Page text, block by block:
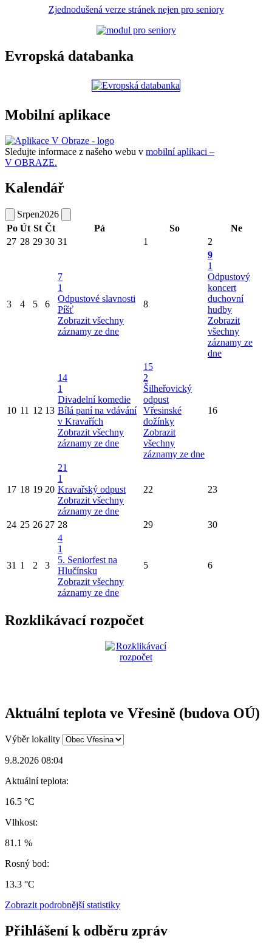
Zjednodušená verze stránek nejen pro seniory
Evropská databanka
Mobilní aplikace
Sledujte informace z našeho webu v mobilní aplikaci –
V OBRAZE.
Kalendář
Srpen2026
Po Út St Čt Pá So
Ne
27 28 29 30 31 1 2
3 4 5 6
7
1
Odpustové slavnosti
Píšť
Zobrazit všechny
záznamy ze dne
8
9
1
Odpustový
koncert
duchovní
hudby
Zobrazit
všechny
záznamy ze
dne
10 11 12 13
14
1
Divadelní komedie
Bílá paní na vdávání
v Kravařích
Zobrazit všechny
záznamy ze dne
15
2
Šilheřovický
odpust
Vřesinské
dožínky
Zobrazit
všechny
záznamy ze dne
16
17 18 19 20
21
1
Kravařský odpust
Zobrazit všechny
záznamy ze dne
22 23
24 25 26 27 28 29 30
31 1 2 3
4
1
5. Seniorfest na
Hlučínsku
Zobrazit všechny
záznamy ze dne
5 6
Rozklikávací rozpočet
Aktuální teplota ve Vřesině (budova OÚ)
Výběr lokality
9.8.2026 08:04
Aktuální teplota:
16.5 °C
Vlhkost:
81.1 %
Rosný bod:
13.3 °C
Zobrazit podrobnější statistiky
Přihlášení k odběru zpráv